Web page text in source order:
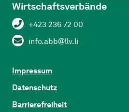
Wirtschaftsverbände
+423 236 72 00
info.abb@llv.li
Impressum
Datenschutz
Barrierefreiheit